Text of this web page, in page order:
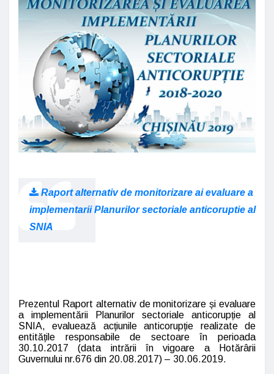
Raport alternativ de monitorizare ai evaluare a
implementarii Planurilor sectoriale anticoruptie al
SNIA
Prezentul Raport alternativ de monitorizare și evaluare
a implementării Planurilor sectoriale anticorupție al
SNIA, evaluează acțiunile anticorupție realizate de
entitățile responsabile de sectoare în perioada
30.10.2017(data intrării în vigoare a Hotărârii
Guvernului nr.676 din 20.08.2017) – 30.06.2019.